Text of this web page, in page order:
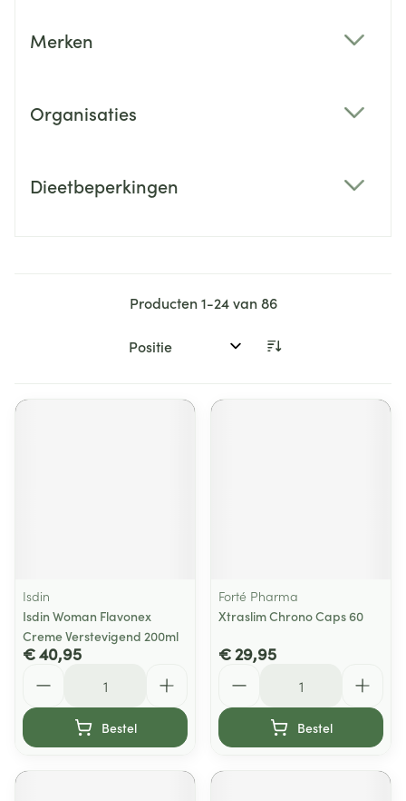
Merken
Organisaties
Dieetbeperkingen
Producten1-24van86
Sorteer op:
Isdin
Isdin Woman Flavonex
Creme Verstevigend 200ml
€ 40,95
Bestel
Forté Pharma
Xtraslim Chrono Caps 60
€ 29,95
Bestel